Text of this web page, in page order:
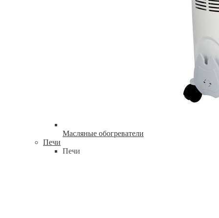
Масляные обогреватели
Печи
Печи